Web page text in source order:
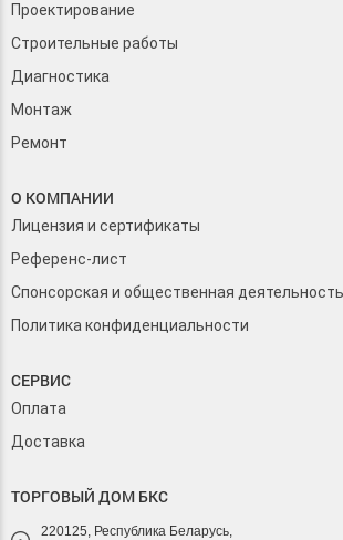
Проектирование
Строительные работы
Диагностика
Монтаж
Ремонт
О КОМПАНИИ
Лицензия и сертификаты
Референс-лист
Спонсорская и общественная деятельность
Политика конфиденциальности
СЕРВИС
Оплата
Доставка
ТОРГОВЫЙ ДОМ БКС
220125, Республика Беларусь,